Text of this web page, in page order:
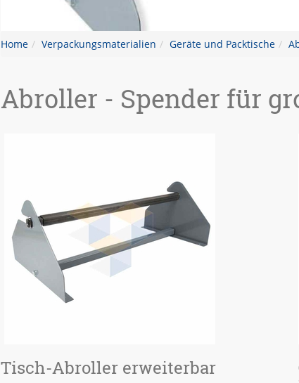
Home Verpackungsmaterialien Geräte und Packtische
Abroller - Spender für
Tisch-Abroller erweiterbar